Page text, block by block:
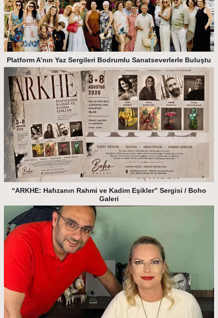
Platform A’nın Yaz Sergileri Bodrumlu Sanatseverlerle Buluştu
“ARKHE: Hafızanın Rahmi ve Kadim Eşikler” Sergisi / Boho
Galeri